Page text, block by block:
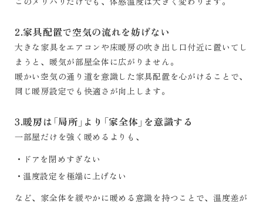
2.家具配置で空気の流れを妨げない
大きな家具をエアコンや床暖房の吹き出し口付近に置いてし
まうと、暖気が部屋全体に広がりません。
暖かい空気の通り道を意識した家具配置を心がけることで、
同じ暖房設定でも快適さが向上します。
3.暖房は「局所」より「家全体」を意識する
一部屋だけを強く暖めるよりも、
ドアを閉めすぎない
温度設定を極端に上げない
など、家全体を緩やかに暖める意識を持つことで、温度差が